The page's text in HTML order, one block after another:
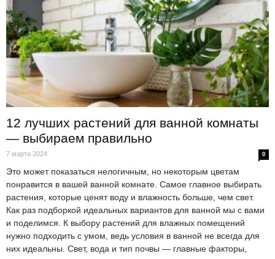
12 лучших растений для ванной комнаты
— выбираем правильно
7 марта 2024 0
Это может показаться нелогичным, но некоторым цветам
понравится в вашей ванной комнате. Самое главное выбирать
растения, которые ценят воду и влажность больше, чем свет.
Как раз подборкой идеальных вариантов для ванной мы с вами
и поделимся. К выбору растений для влажных помещений
нужно подходить с умом, ведь условия в ванной не всегда для
них идеальны. Свет, вода и тип почвы — главные факторы,